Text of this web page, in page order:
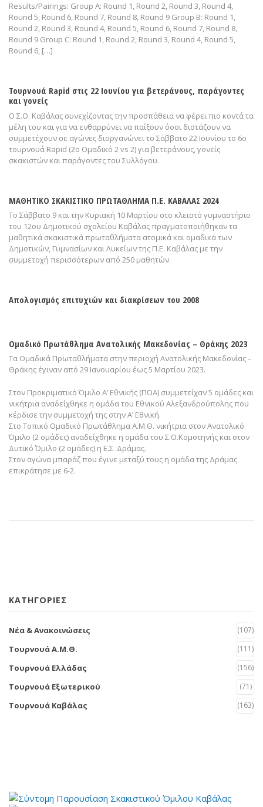
Results/Pairings: Group A: Round 1, Round 2, Round 3, Round 4,
Round 5, Round 6, Round 7, Round 8, Round 9 Group B: Round 1,
Round 2, Round 3, Round 4, Round 5, Round 6, Round 7, Round 8,
Round 9 Group C: Round 1, Round 2, Round 3, Round 4, Round 5,
Round 6, […]
Τουρνουά Rapid στις 22 Ιουνίου για βετεράνους, παράγοντες
και γονείς
Ο Σ.Ο. Καβάλας συνεχίζοντας την προσπάθεια να φέρει πιο κοντά τα
μέλη του και για να ενθαρρύνει να παίξουν όσοι διστάζουν να
συμμετέχουν σε αγώνες διοργανώνει το Σάββατο 22 Ιουνίου το 6ο
τουρνουά Rapid (2ο Ομαδικό 2 vs 2) για βετεράνους, γονείς
σκακιστών και παράγοντες του Συλλόγου.
ΜΑΘΗΤΙΚΟ ΣΚΑΚΙΣΤΙΚΟ ΠΡΩΤΑΘΛΗΜΑ Π.Ε. ΚΑΒΑΛΑΣ 2024
Το Σάββατο 9 και την Κυριακή 10 Μαρτίου στο κλειστό γυμναστήριο
του 12ου Δημοτικού σχολείου Καβάλας πραγματοποιήθηκαν τα
μαθητικά σκακιστικά πρωταθλήματα ατομικά και ομαδικά των
Δημοτικών, Γυμνασίων και Λυκείων της Π.Ε. Καβάλας με την
συμμετοχή περισσότερων από 250 μαθητών.​
Απολογισμός επιτυχιών και διακρίσεων του 2008
Ομαδικό Πρωτάθλημα Ανατολικής Μακεδονίας – Θράκης 2023
Τα Ομαδικά Πρωταθλήματα στην περιοχή Ανατολικής Μακεδονίας –
Θράκης έγιναν από 29 Ιανουαρίου έως 5 Μαρτίου 2023.
Στον Προκριματικό Όμιλο Α’ Εθνικής (ΠΟΑ) συμμετείχαν 5 ομάδες και
νικήτρια αναδείχθηκε η ομάδα του Εθνικού Αλεξανδρούπολης που
κέρδισε την συμμετοχή της στην Α’ Εθνική.
Στο Τοπικό Ομαδικό Πρωτάθλημα Α.Μ.Θ. νικήτρια στον Ανατολικό
Όμιλο (2 ομάδες) αναδείχθηκε η ομάδα του Σ.Ο.Κομοτηνής και στον
Δυτικό Όμιλο (2 ομάδες) η Ε.Σ .Δράμας.
Στον αγώνα μπαράζ που έγινε μεταξύ τους η ομάδα της Δράμας
επικράτησε με 6-2.
KΑΤΗΓΟΡΊΕΣ
Νέα & Ανακοινώσεις (107)
Τουρνουά Α.Μ.Θ. (111)
Τουρνουά Ελλάδας (156)
Τουρνουά Εξωτερικού (71)
Τουρνουά Καβάλας (163)